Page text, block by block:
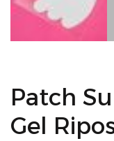
Patch
Gel